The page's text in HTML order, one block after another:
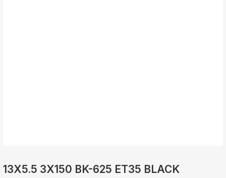
13X5.5 3X150 BK-625 ET35 BLACK